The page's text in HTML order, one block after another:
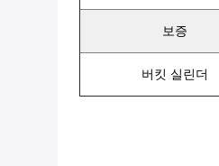
보증
버킷 실린더